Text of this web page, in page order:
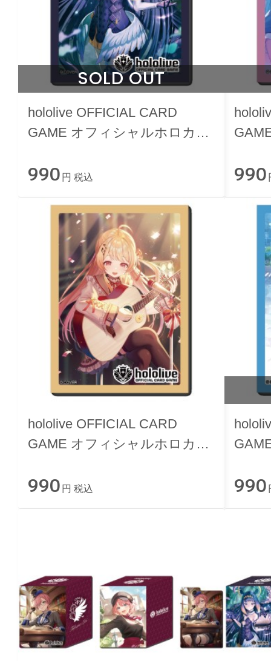
SOLD OUT
hololive OFFICIAL CARD
GAME オフィシャルホロカス
990 円 税込
『
990
hololive OFFICIAL CARD
GAME オフィシャルホロカス
990 円 税込 990